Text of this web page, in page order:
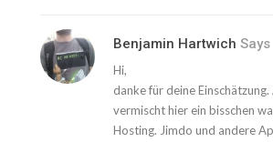
Benjamin Hartwich Says
Hi,
danke für deine
vermischt hier ein bisschen
Hosting. Jimdo und andere